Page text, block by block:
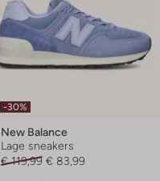
-30%
New Balance
Lage sneakers
€ 119,99 € 83,99